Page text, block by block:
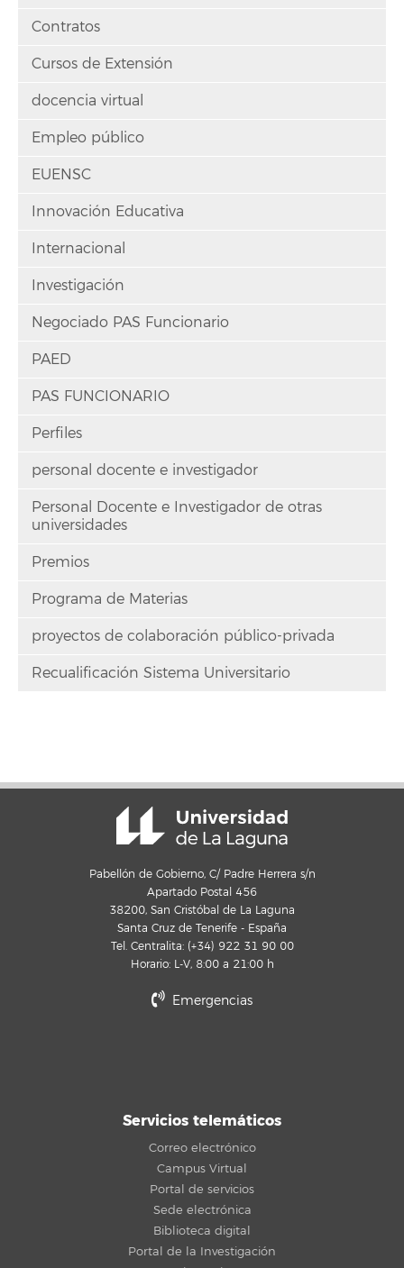
Contratos
Cursos de Extensión
docencia virtual
Empleo público
EUENSC
Innovación Educativa
Internacional
Investigación
Negociado PAS Funcionario
PAED
PAS FUNCIONARIO
Perfiles
personal docente e investigador
Personal Docente e Investigador de otras
universidades
Premios
Programa de Materias
proyectos de colaboración público-privada
Recualificación Sistema Universitario
Pabellón de Gobierno, C/ Padre Herrera s/n
Apartado Postal 456
38200, San Cristóbal de La Laguna
Santa Cruz de Tenerife - España
Tel. Centralita: (+34) 922 31 90 00
Horario: L-V, 8:00 a 21:00 h
Emergencias
Servicios telemáticos
Correo electrónico
Campus Virtual
Portal de servicios
Sede electrónica
Biblioteca digital
Portal de la Investigación